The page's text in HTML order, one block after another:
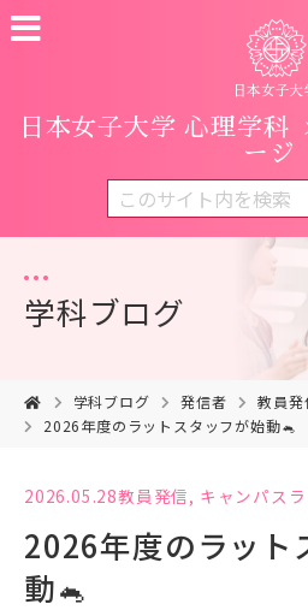
日本女子大学 心理学科
ージ
学科ブログ
学科ブログ 発信者
教員発
2026年度のラットスタッフが始動🐁
2026.05.28教員発信, キャンパス
2026年度のラット
動🐁